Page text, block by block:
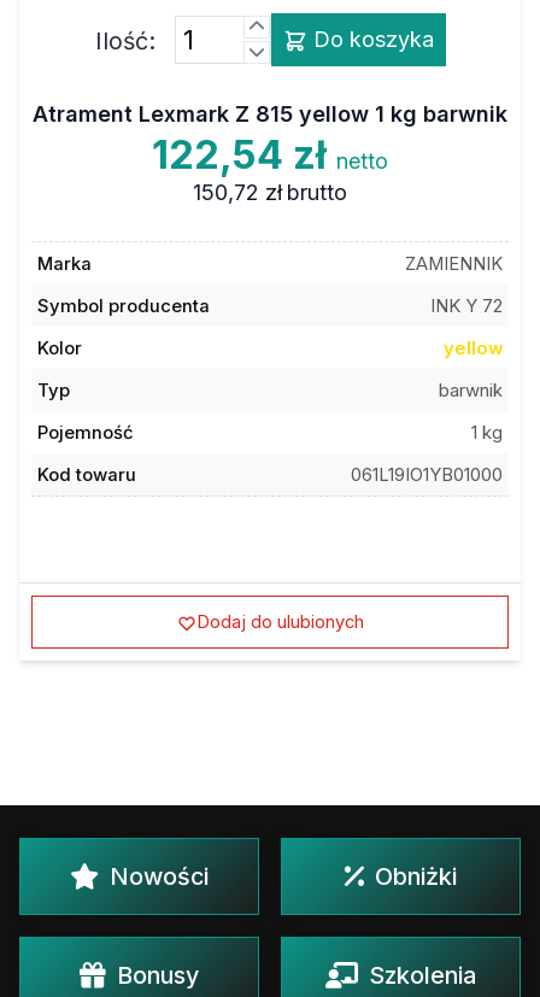
Ilość: Do koszyka
Atrament Lexmark Z 815 yellow 1 kg barwnik
122,54 zł netto
150,72 zł brutto
Marka
ZAMIENNIK
Symbol producenta
INK Y 72
Kolor
yellow
Typ
barwnik
Pojemność
1 kg
Kod towaru
061L19IO1YB01000
Dodaj do ulubionych
Nowości Obniżki
Bonusy Szkolenia